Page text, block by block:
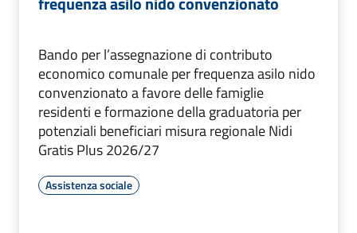
Bando per l’assegnazione di contributo
economico comunale per frequenza asilo nido
convenzionato a favore delle famiglie
residenti e formazione della graduatoria per
potenziali beneficiari misura regionale Nidi
Gratis Plus 2026/27
Assistenza sociale